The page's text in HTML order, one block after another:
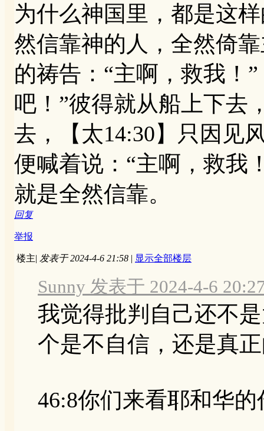
为什么神国里，都是这
然信靠神的人，全然倚
的祷告：“主啊，救我！
吧！”彼得就从船上下去
去，【太14:30】只因见
便喊着说：“主啊，救我
就是全然信靠。
回复
举报
楼主| 发表于 2024-4-6 21:58 | 显示全部楼层
Sunny 发表于 2024-4-6
我觉得批判自己还不
个是不自信，还是真
46:8你们来看耶和华的